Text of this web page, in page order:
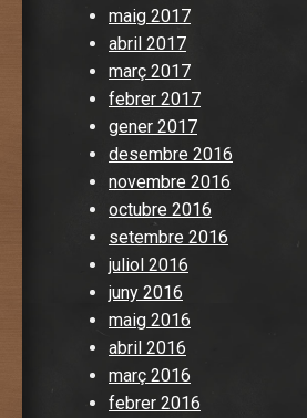
maig 2017
abril 2017
març 2017
febrer 2017
gener 2017
desembre 2016
novembre 2016
octubre 2016
setembre 2016
juliol 2016
juny 2016
maig 2016
abril 2016
març 2016
febrer 2016